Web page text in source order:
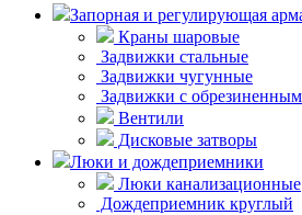
Запорная и регулирующая
Краны шаровые
Задвижки стальные
Задвижки чугунные
Задвижки с
Вентили
Дисковые затворы
Люки и дождеприемники
Люки канализационные
Дождеприемник круглый